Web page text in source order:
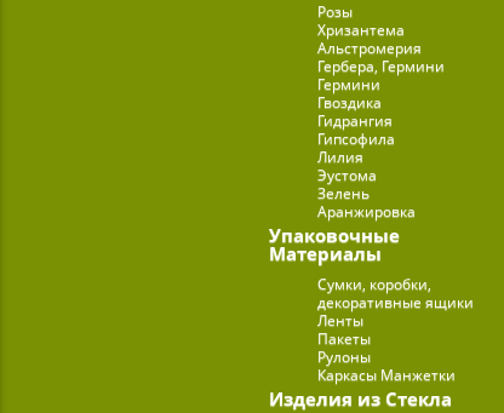
Розы
Хризантема
Альстромерия
Гербера, Гермини
Гермини
Гвоздика
Гидрангия
Гипсофила
Лилия
Эустома
Зелень
Аранжировка
Упаковочные
Материалы
Сумки, коробки,
декоративные ящики
Ленты
Пакеты
Рулоны
Каркасы Манжетки
Изделия из Стекла